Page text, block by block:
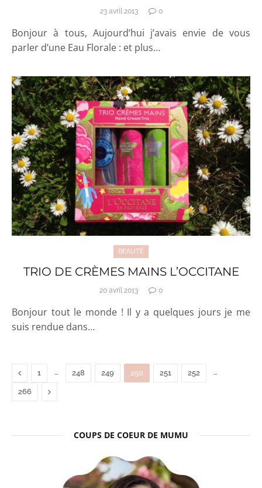
23 avril 2013 0
Bonjour à tous, Aujourd’hui j’avais envie de vous
parler d’une Eau Florale : et plus…
BEAUTÉ
TRIO DE CRÈMES MAINS L’OCCITANE
20 avril 2013 0
Bonjour tout le monde ! Il y a quelques jours je me
suis rendue dans…
Previous
1 … 248 249 250 251 252 …
266 Next
COUPS DE COEUR DE MUMU